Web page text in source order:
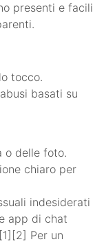
presenti e facili
tocco.
basati su
o delle foto.
chiaro per
indesiderati
app di chat
Per un